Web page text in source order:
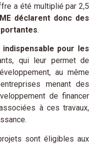
a été multiplié par 2,5
déclarent donc des
.
pour les
qui leur permet de
au même
menant des
de financer
à ces travaux,
sont éligibles aux